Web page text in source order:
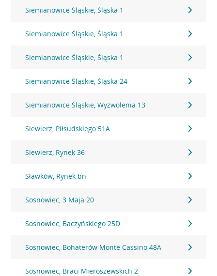
Siemianowice Śląskie, Śląska 1
Siemianowice Śląskie, Śląska 1
Siemianowice Śląskie, Śląska 1
Siemianowice Śląskie, Śląska 24
Siemianowice Śląskie, Wyzwolenia 13
Siewierz, Piłsudskiego 51A
Siewierz, Rynek 36
Sławków, Rynek bn
Sosnowiec, 3 Maja 20
Sosnowiec, Baczyńskiego 25D
Sosnowiec, Bohaterów Monte Cassino 48A
Sosnowiec, Braci Mieroszewskich 2